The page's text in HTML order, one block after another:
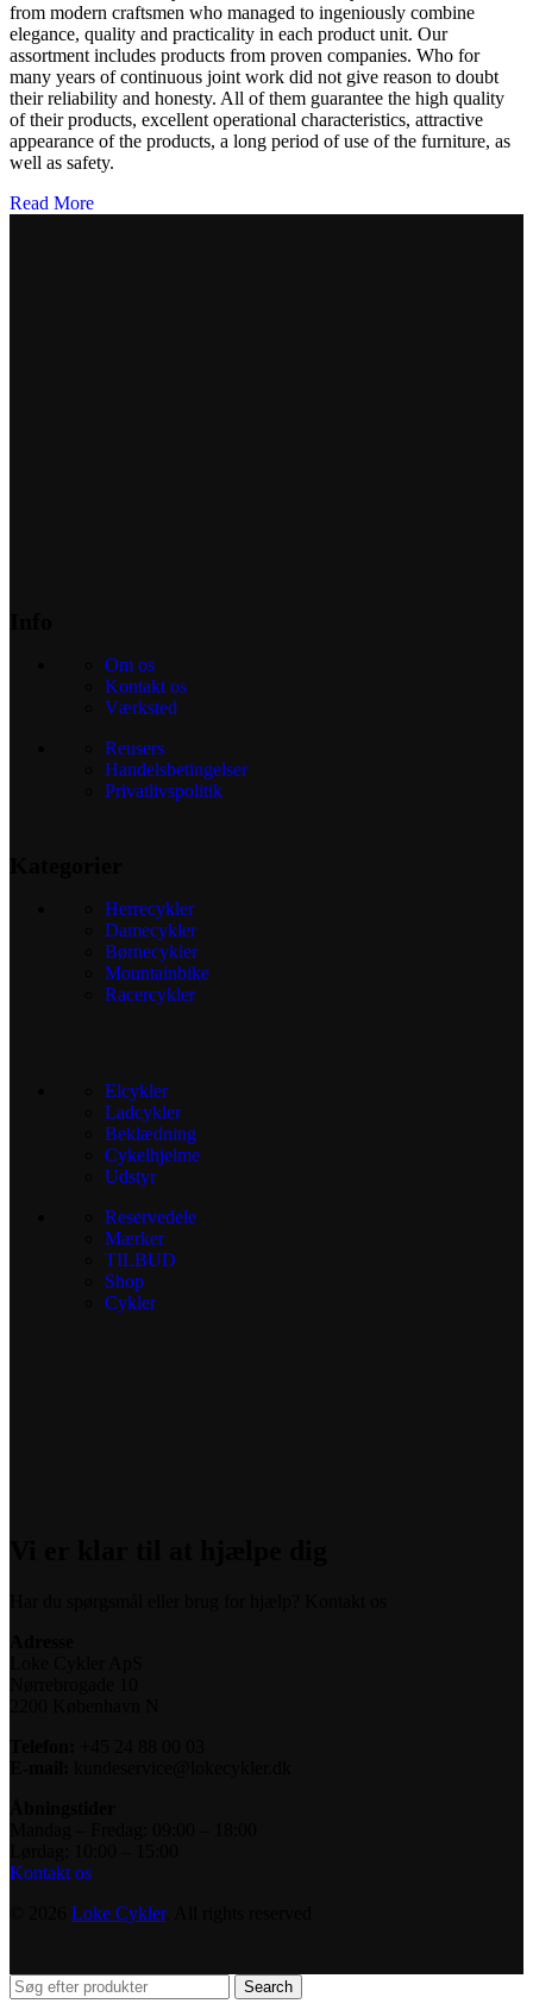
from modern craftsmen who managed to ingeniously combine
elegance, quality and practicality in each product unit. Our
assortment includes products from proven companies. Who for
many years of continuous joint work did not give reason to doubt
their reliability and honesty. All of them guarantee the high quality
of their products, excellent operational characteristics, attractive
appearance of the products, a long period of use of the furniture, as
well as safety.
Read More
Om os
Kontakt os
Værksted
Reusers
Handelsbetingelser
Privatlivspolitik
Herrecykler
Damecykler
Børnecykler
Mountainbike
Racercykler
Elcykler
Ladcykler
Beklædning
Cykelhjelme
Udstyr
Reservedele
Mærker
TILBUD
Shop
Cykler
Kontakt os
Loke Cykler. All rights reserved
Search